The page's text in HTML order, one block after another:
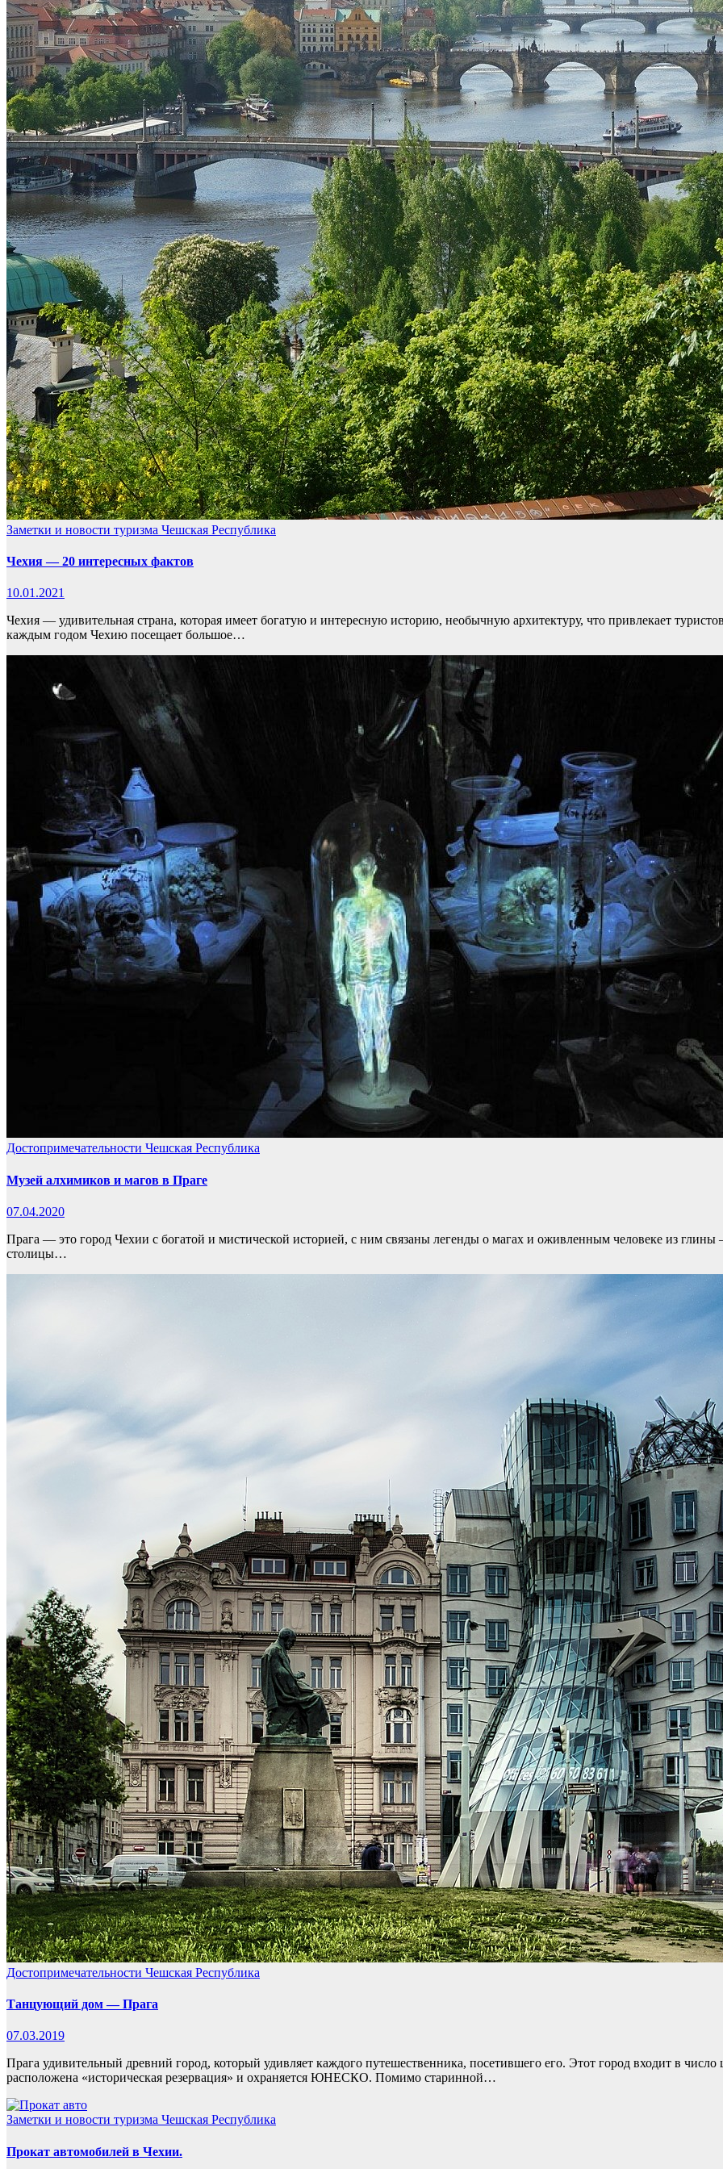
Заметки и новости туризма Чешская Республика
Чехия — 20 интересных фактов
10.01.2021
Чехия — удивительная страна, которая имеет богатую и интересную историю, необычную архитектуру, что привлекает
каждым годом Чехию посещает большое…
Достопримечательности Чешская Республика
Музей алхимиков и магов в Праге
07.04.2020
Прага — это город Чехии с богатой и мистической историей, с ним связаны легенды о магах и оживленным человеке из
столицы…
Достопримечательности Чешская Республика
Танцующий дом — Прага
07.03.2019
Прага удивительный древний город, который удивляет каждого путешественника, посетившего его. Этот город входит в
расположена «историческая резервация» и охраняется ЮНЕСКО. Помимо старинной…
Заметки и новости туризма Чешская Республика
Прокат автомобилей в Чехии.